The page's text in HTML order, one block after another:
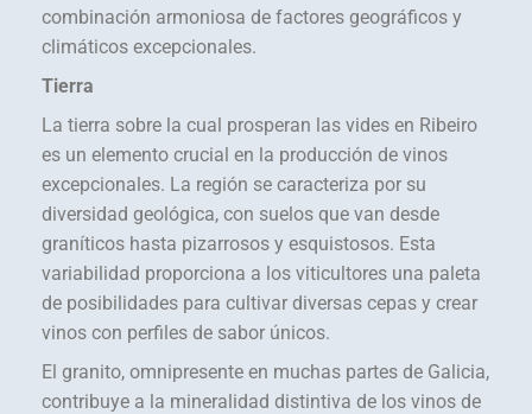
combinación armoniosa de factores geográficos y
climáticos excepcionales.
Tierra
La tierra sobre la cual prosperan las vides en Ribeiro
es un elemento crucial en la producción de vinos
excepcionales. La región se caracteriza por su
diversidad geológica, con suelos que van desde
graníticos hasta pizarrosos y esquistosos. Esta
variabilidad proporciona a los viticultores una paleta
de posibilidades para cultivar diversas cepas y crear
vinos con perfiles de sabor únicos.
El granito, omnipresente en muchas partes de Galicia,
contribuye a la mineralidad distintiva de los vinos de